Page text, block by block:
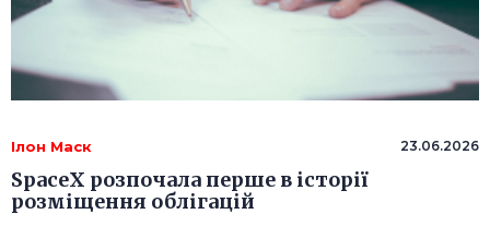
Ілон Маск 23.06.2026
SpaceX розпочала перше в історії
розміщення облігацій